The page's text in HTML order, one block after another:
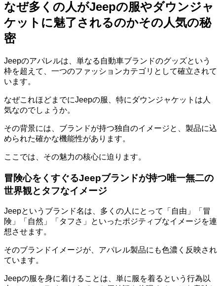
なぜ多くの人がJeepの服やダウンジャ
ケットに魅了されるのかその人気の秘
密
Jeepのアパレルは、単なる自動車ブランドのグッズという
枠を超えて、一つのファッションカテゴリとして確立されて
います。
なぜこれほどまでにJeepの服、特にダウンジャケットは人
気なのでしょうか。
その背景には、ブランドが持つ独自のイメージと、製品に込
められた確かな機能性があります。
ここでは、その魅力の核心に迫ります。
冒険心をくすぐるJeepブランドが持つ唯一無二の
世界観とタフなイメージ
Jeepというブランド名は、多くの人にとって
「自由」「冒
険」「自然」「タフさ」といったポジティブなイメージを連
想させます。
そのブランドイメージが、アパレル製品にも色濃く反映され
ています。
Jeepの服を身に着けることは、単に服を着るという行為以